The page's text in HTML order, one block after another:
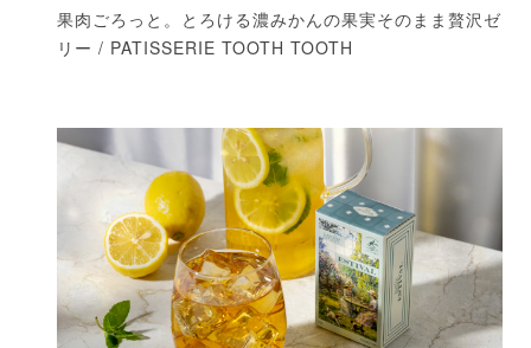
果肉ごろっと。とろける濃みかんの果実そのまま贅沢ゼ
リー / PATISSERIE TOOTH TOOTH